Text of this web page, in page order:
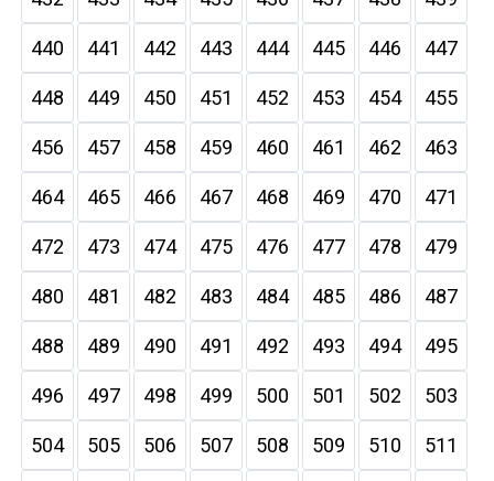
440 441 442 443 444 445 446 447
448 449 450 451 452 453 454 455
456 457 458 459 460 461 462 463
464 465 466 467 468 469 470 471
472 473 474 475 476 477 478 479
480 481 482 483 484 485 486 487
488 489 490 491 492 493 494 495
496 497 498 499 500 501 502 503
504 505 506 507 508 509 510 511